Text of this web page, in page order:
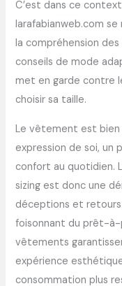
C’est dans ce
larafabianweb.com
la compréhension
conseils de mode
met en garde contre
choisir sa taille.
Le vêtement est bien
expression de soi, un
confort au quotidien.
sizing est donc une
déceptions et retours
foisonnant du prêt-
vêtements
expérience
consommation plus